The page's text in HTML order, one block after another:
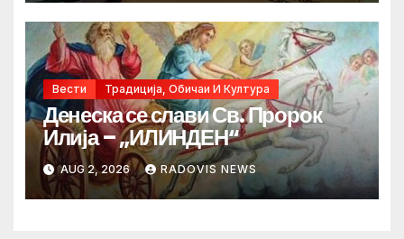
Вести Традиција, Обичаи И Култура
Денеска се слави Св. Пророк
Илија – „ИЛИНДЕН“
AUG 2, 2026 RADOVIS NEWS